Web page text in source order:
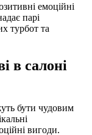
емоційні
парі
турбот та
в салоні
бути чудовим
вигоди.